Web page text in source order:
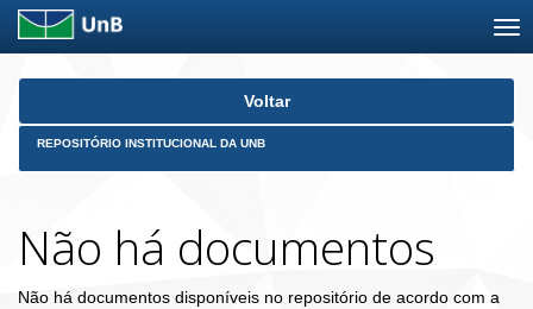
Skip
Voltar
REPOSITÓRIO INSTITUCIONAL DA UNB
Não há documentos
Não há documentos disponíveis no repositório de acordo com a